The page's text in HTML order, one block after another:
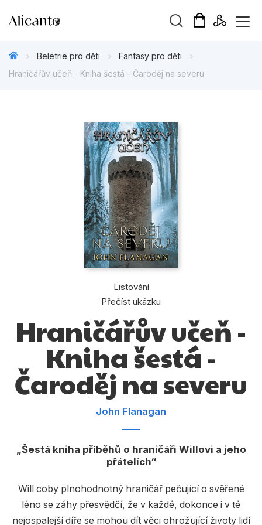
Připravujeme
Tipy redakce
Beletrie pro děti
Beletrie pro dospělé
Dárkové publikace
Jazyky
Kalendáře
Komiks
Počítače
Populárně - naučná pro dospělé
Beletrie pro děti
Fantasy pro děti
Hraničářův učeň - Kniha šestá - Čaroděj na severu
Listování
Přečíst ukázku
Hraničářův učeň -
Kniha šestá -
Čaroděj na severu
John Flanagan
Šestá kniha příběhů o hraničáři Willovi a jeho
přátelích
Will coby plnohodnotný hraničář pečující o svěřené
léno se záhy přesvědčí, že v každé, dokonce i v té
nejospalejší díře se mohou dít věci ohrožující životy lidí